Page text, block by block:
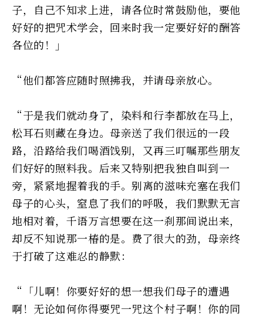
子，自己不知求上进，请各位时常鼓励他，要他
好好的把咒术学会，回来时我一定要好好的酬答
各位的！」
“他们都答应随时照拂我，并请母亲放心。
“于是我们就动身了，染料和行李都放在马上，
松耳石则藏在身边。母亲送了我们很远的一段
路，沿路给我们喝酒饯别，又再三叮嘱那些朋友
们好好的照料我。后来又特别把我独自叫到一
旁，紧紧地握着我的手。别离的滋味充塞在我们
母子的心头，窒息了我们的呼吸，我们默默无言
地相对着，千语万言想要在这一刹那间说出来，
却反不知说那一椿的是。费了很大的劲，母亲终
于打破了这难忍的静默：
“「儿啊！你要好好的想一想我们母子的遭遇
啊！无论如何你得要咒一咒这个村子啊！你的同